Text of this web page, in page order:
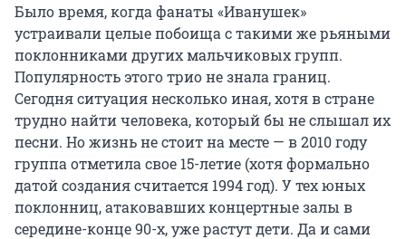
Было время, когда фанаты «Иванушек»
устраивали целые побоища с такими же рьяными
поклонниками других мальчиковых групп.
Популярность этого трио не знала границ.
Сегодня ситуация несколько иная, хотя в стране
трудно найти человека, который бы не слышал их
песни. Но жизнь не стоит на месте — в 2010 году
группа отметила свое 15-летие (хотя формально
датой создания считается 1994 год). У тех юных
поклонниц, атаковавших концертные залы в
середине-конце 90-х, уже растут дети. Да и сами